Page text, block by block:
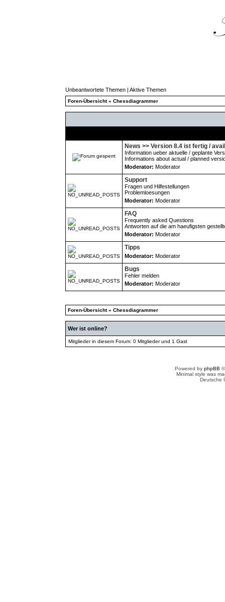
Unbeantwortete Themen | Aktive Themen
Foren-Übersicht» Chessdiagrammer
News >> Version 8.4 ist fertig /
Information ueber aktuelle / geplante
Informations about actual / planned
Moderator: Moderator
Support
Fragen und Hilfestellungen
Problemloesungen
Moderator: Moderator
FAQ
Frequently asked Questions
Antworten auf die am haeufigsten
Moderator: Moderator
Tipps
Moderator: Moderator
Bugs
Fehler melden
Moderator: Moderator
Foren-Übersicht» Chessdiagrammer
Wer ist online?
Mitglieder in diesem Forum: 0 Mitglieder und 1 Gast
Powered by phpBB
Minimal style was
Deutsche